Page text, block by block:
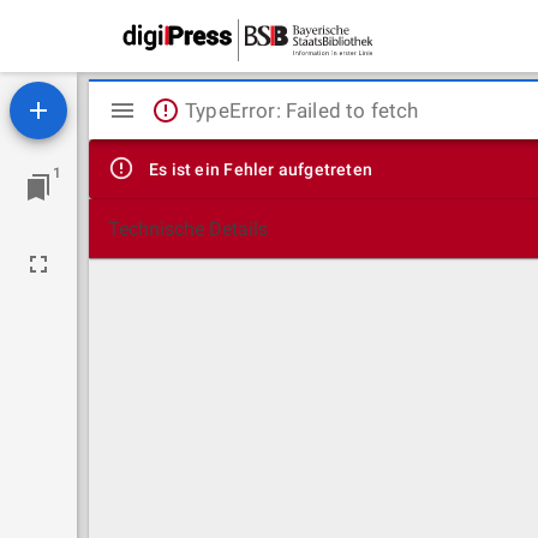
1
Mirador
Viewer
TypeError: Failed to fetch
Es ist ein Fehler aufgetreten
Technische Details